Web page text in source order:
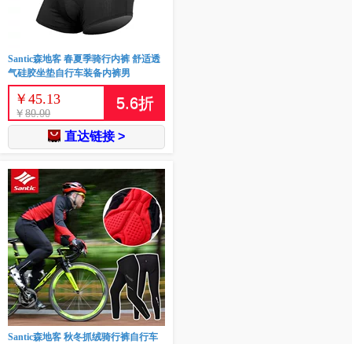
Santic森地客 春夏季骑行内裤 舒适透
气硅胶坐垫自行车装备内裤男
￥ 45.13
￥ 80.00
5.6折
直达链接 >
Santic森地客 秋冬抓绒骑行裤自行车